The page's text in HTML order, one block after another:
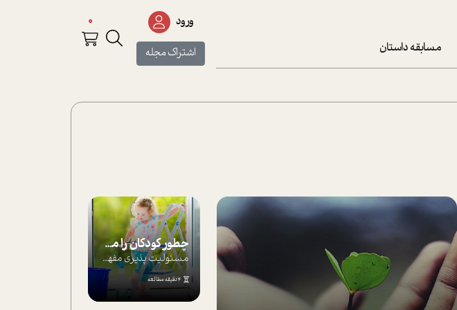
مسابقه داستان
ورود
اشتراک مجله
0
چطور کودکان را مسئولیت‌پذیر بار بیاورید؟
مسئولیت پذیری مفهومی ا ست که هر چه کودکت...
4 دقیقه مطالعه